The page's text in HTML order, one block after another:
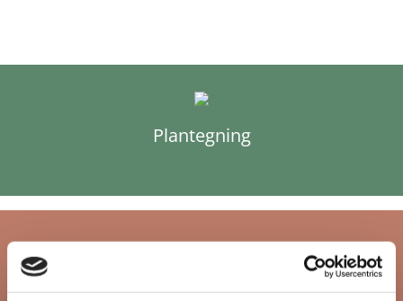
Plantegning